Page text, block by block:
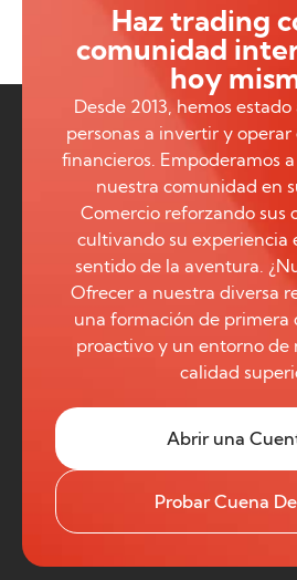
Haz trading
comunidad
hoy
Desde 2013, hemos
personas a invertir y operar
financieros. Empoderamos
nuestra comunidad en
Comercio reforzando sus
cultivando su experiencia
sentido de la aventura.
Ofrecer a nuestra diversa
una formación de primera
proactivo y un entorno de
calidad
Abrir una
Probar Cuena